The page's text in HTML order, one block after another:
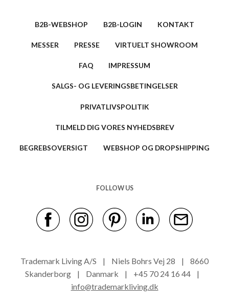
B2B-WEBSHOP B2B-LOGIN KONTAKT
MESSER PRESSE VIRTUELT SHOWROOM
FAQ IMPRESSUM
SALGS- OG LEVERINGSBETINGELSER
PRIVATLIVSPOLITIK
TILMELD DIG VORES NYHEDSBREV
BEGREBSOVERSIGT WEBSHOP OG DROPSHIPPING
FOLLOW US
Trademark Living A/S | Niels Bohrs Vej 28 | 8660
Skanderborg | Danmark | +45 70 24 16 44 |
info@trademarkliving.dk